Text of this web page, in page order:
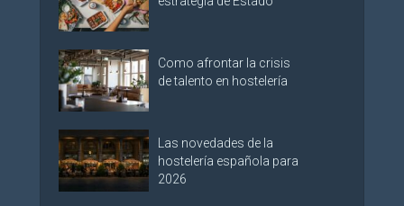
Como afrontar la crisis
de talento en hostelería
Las novedades de la
hostelería española para
2026